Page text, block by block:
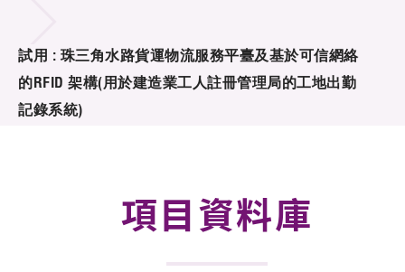
合作計劃
研發重點
徵求研發項目計劃書
試用 : 珠三角水路貨運物流服務平臺及基於可信網絡
的RFID 架構(用於建造業工人註冊管理局的工地出勤
記錄系統)
項目資料庫